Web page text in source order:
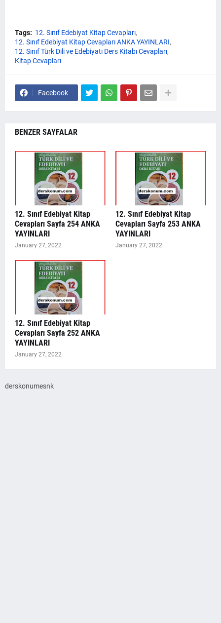
Tags: 12. Sınıf Edebiyat Kitap Cevapları
12. Sınıf Edebiyat Kitap Cevapları ANKA YAYINLARI
12. Sınıf Türk Dili ve Edebiyatı Ders Kitabı Cevapları
Kitap Cevapları
Facebook
BENZER SAYFALAR
12. Sınıf Edebiyat Kitap
Cevapları Sayfa 254 ANKA
YAYINLARI
January 27, 2022
12. Sınıf Edebiyat Kitap
Cevapları Sayfa 253 ANKA
YAYINLARI
January 27, 2022
12. Sınıf Edebiyat Kitap
Cevapları Sayfa 252 ANKA
YAYINLARI
January 27, 2022
derskonumesnk